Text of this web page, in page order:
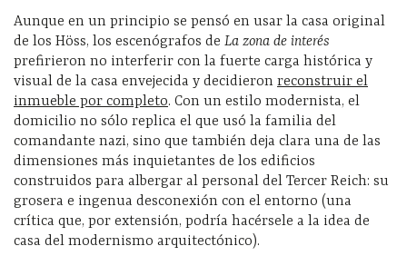
Aunque en un principio se pensó en usar la casa original
de los Höss, los escenógrafos de La zona de interés
prefirieron no interferir con la fuerte carga histórica y
visual de la casa envejecida y decidieron reconstruir el
inmueble por completo. Con un estilo modernista, el
domicilio no sólo replica el que usó la familia del
comandante nazi, sino que también deja clara una de las
dimensiones más inquietantes de los edificios
construidos para albergar al personal del Tercer Reich: su
grosera e ingenua desconexión con el entorno (una
crítica que, por extensión, podría hacérsele a la idea de
casa del modernismo arquitectónico).